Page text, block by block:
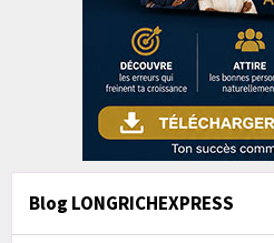
Blog LONGRICHEXPRESS